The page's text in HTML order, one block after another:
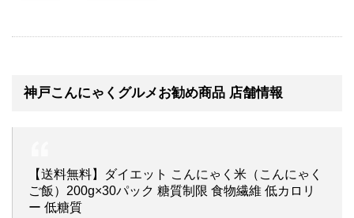
神戸こんにゃくグルメお勧め商品 店舗情報
【送料無料】ダイエット こんにゃく米（こんにゃく
ご飯）200g×30パック 糖質制限 食物繊維 低カロリ
ー 低糖質